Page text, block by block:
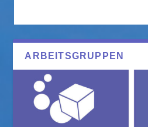
ARBEITSGRUPPEN